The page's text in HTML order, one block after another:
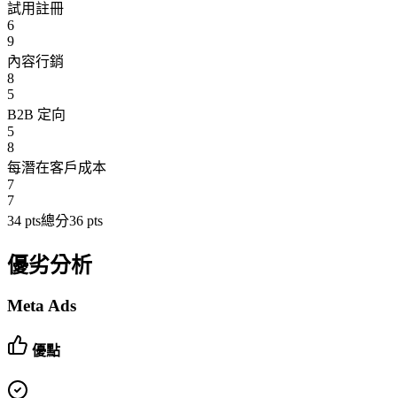
試用註冊
6
9
內容行銷
8
5
B2B 定向
5
8
每潛在客戶成本
7
7
34 pts總分36 pts
優劣分析
Meta Ads
優點